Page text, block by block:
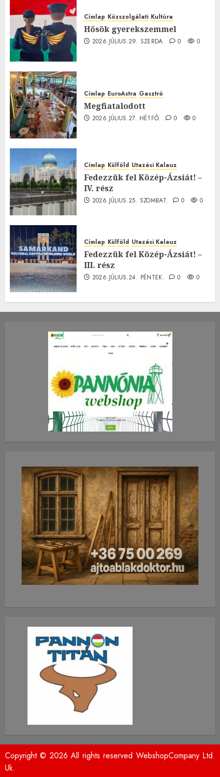
Címlap Közszolgálati Kultúra
Hősök gyerekszemmel
2026.JÚLIUS.29. SZERDA. 0 0
Címlap EuroAstra Gasztró
Megfiatalodott
2026.JÚLIUS.27. HÉTFŐ. 0 0
Címlap Külföld Utazási Kalauz
Fedezzük fel Közép-Ázsiát! –
IV. rész
2026.JÚLIUS.25. SZOMBAT. 0 0
Címlap Külföld Utazási Kalauz
Fedezzük fel Közép-Ázsiát! –
III. rész
2026.JÚLIUS.24. PÉNTEK. 0 0
Copyright © 2026 All rights reserved WebshopCompany Ltd.
Uk.